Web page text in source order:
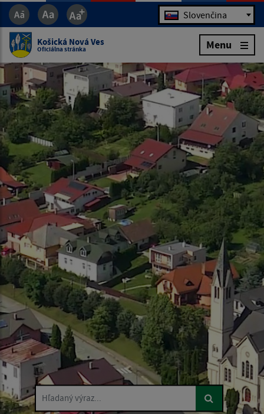
Jazyk Slovenčina
Košická Nová Ves
Oficiálna stránka Menu
Hľadaný výraz...